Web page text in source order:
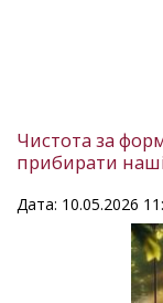
Чистота за
прибирати
Дата: 10.05.2026